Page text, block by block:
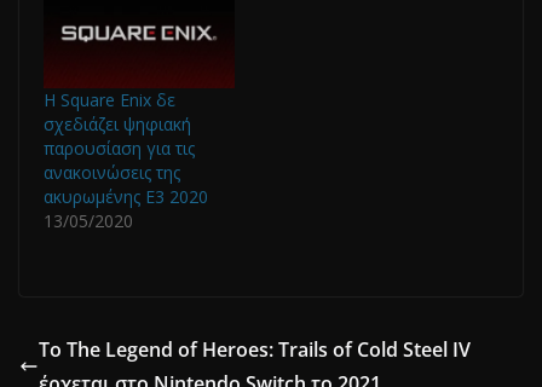
Η Square Enix δε
σχεδιάζει ψηφιακή
παρουσίαση για τις
ανακοινώσεις της
ακυρωμένης E3 2020
13/05/2020
To The Legend of Heroes: Trails of Cold Steel IV